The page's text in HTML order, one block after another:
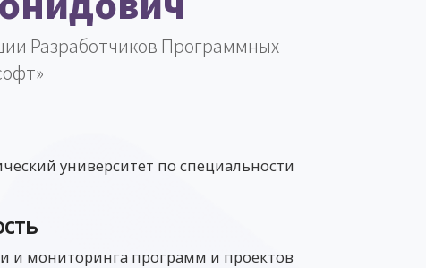
Разработчиков Программных
университет по специальности
и мониторинга программ и проектов